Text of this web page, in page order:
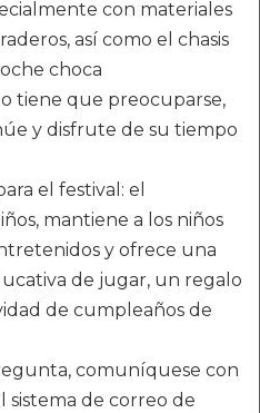
con materiales
así como el chasis
choca
tiene que preocuparse,
y disfrute de su tiempo
el festival: el
mantiene a los niños
y ofrece una
de jugar, un regalo
de cumpleaños de
comuníquese con
sistema de correo de